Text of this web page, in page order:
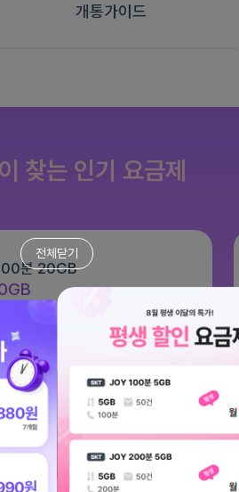
개통가이드
찾는 인기 요금제
분 20GB
100건
전체보기
전체닫기